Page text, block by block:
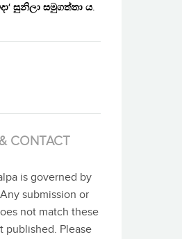
සුනිලා සමුගත්තා ය.
CONTACT
is governed by
submission or
not match these
published. Please